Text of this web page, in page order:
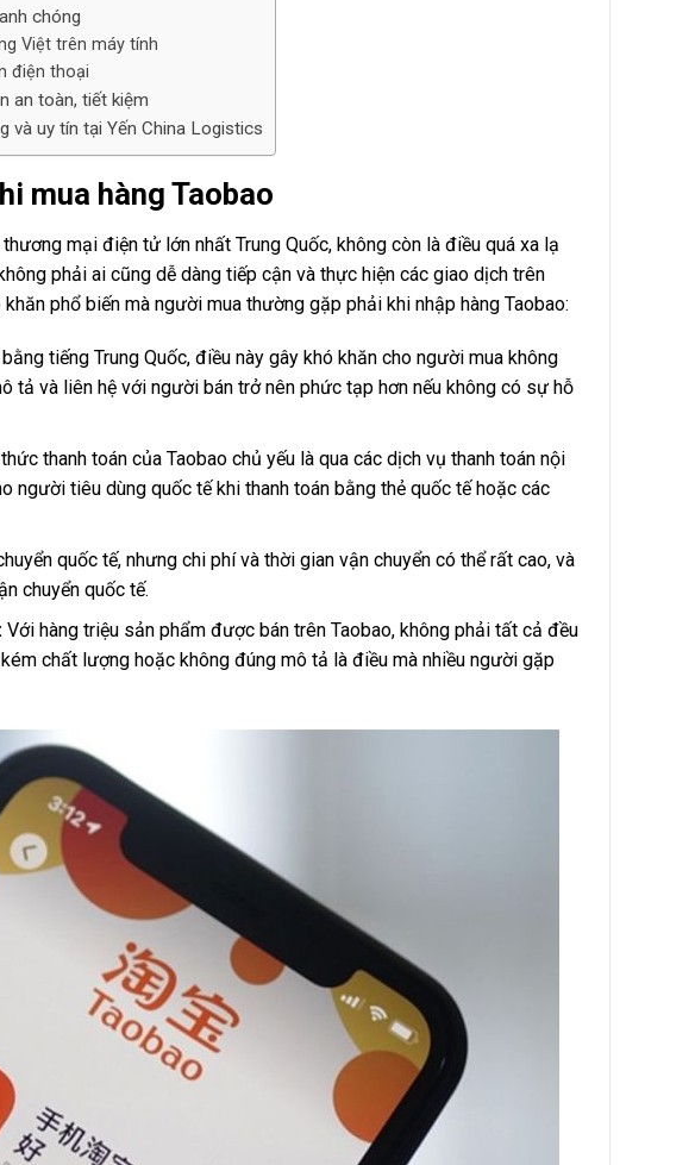
chóng
Việt trên máy tính
điện thoại
an toàn, tiết kiệm
và uy tín tại Yến China Logistics
mua hàng Taobao
mại điện tử lớn nhất Trung Quốc, không còn là điều quá xa lạ
phải ai cũng dễ dàng tiếp cận và thực hiện các giao dịch trên
phổ biến mà người mua thường gặp phải khi nhập hàng Taobao:
tiếng Trung Quốc, điều này gây khó khăn cho người mua không
tả và liên hệ với người bán trở nên phức tạp hơn nếu không có sự hỗ
thanh toán của Taobao chủ yếu là qua các dịch vụ thanh toán nội
người tiêu dùng quốc tế khi thanh toán bằng thẻ quốc tế hoặc các
quốc tế, nhưng chi phí và thời gian vận chuyển có thể rất cao, và
chuyển quốc tế.
Với hàng triệu sản phẩm được bán trên Taobao, không phải tất cả đều
chất lượng hoặc không đúng mô tả là điều mà nhiều người gặp